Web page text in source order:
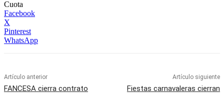
Cuota
Facebook
X
Pinterest
WhatsApp
Artículo anterior
FANCESA cierra contrato
Artículo siguiente
Fiestas carnavaleras cierran